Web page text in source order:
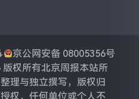
京公网安备 08005356号
权所有北京周报本站所
理与独立撰写，版权归
权，任何单位或个人不